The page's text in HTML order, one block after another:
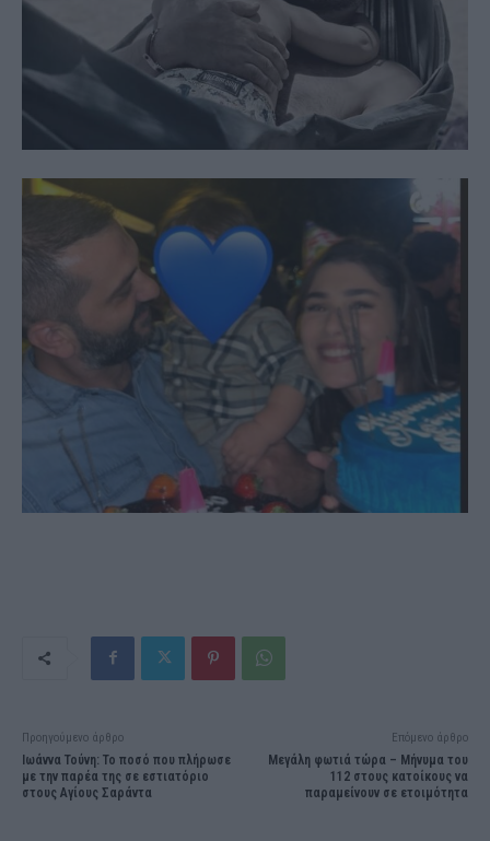
Προηγούμενο άρθρο
Ιωάννα Τούνη: Το ποσό που πλήρωσε
με την παρέα της σε εστιατόριο
στους Αγίους Σαράντα
Επόμενο άρθρο
Μεγάλη φωτιά τώρα – Μήνυμα του
112 στους κατοίκους να
παραμείνουν σε ετοιμότητα